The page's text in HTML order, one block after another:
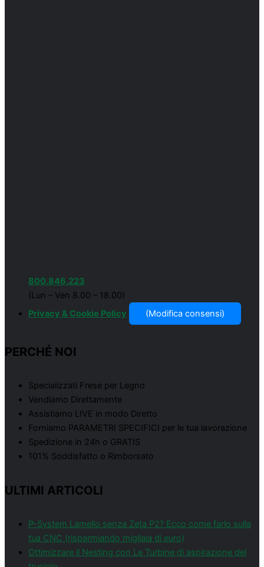
800.846.223
(Lun – Ven 8.00 – 18.00)
Privacy & Cookie Policy
(Modifica consensi)
PERCHÉ NOI
Specializzati Frese per Legno
Vendiamo Direttamente
Assistiamo LIVE in modo Diretto
Forniamo PARAMETRI SPECIFICI per le tua lavorazione
Spedizione in 24h o GRATIS
101% Soddisfatto o Rimborsato
ULTIMI ARTICOLI
P-System Lamello senza Zeta P2? Ecco come farlo sulla
tua CNC (risparmiando migliaia di euro)
Ottimizzare il Nesting con Le Turbine di aspirazione del